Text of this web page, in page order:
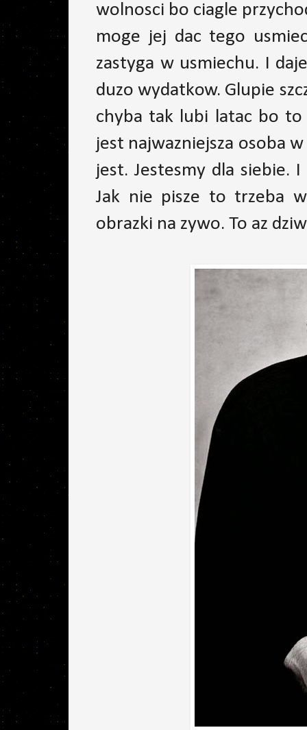
wolnosci bo ciagle
moge jej dac tego
zastyga w usmiechu. I
duzo wydatkow. Glupie
chyba tak lubi latac bo to
jest najwazniejsza osoba
jest. Jestesmy dla siebie.
Jak nie pisze to trzeba
obrazki na zywo. To az